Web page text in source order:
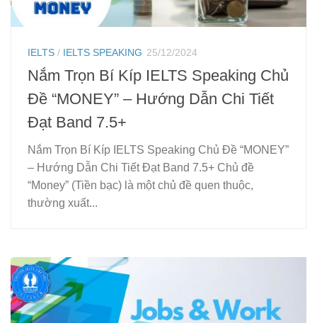
IELTS / IELTS SPEAKING 25/12/2024
Nắm Trọn Bí Kíp IELTS Speaking Chủ
Đề “MONEY” – Hướng Dẫn Chi Tiết
Đạt Band 7.5+
Nắm Trọn Bí Kíp IELTS Speaking Chủ Đề “MONEY”
– Hướng Dẫn Chi Tiết Đạt Band 7.5+ Chủ đề
“Money” (Tiền bạc) là một chủ đề quen thuộc,
thường xuất...